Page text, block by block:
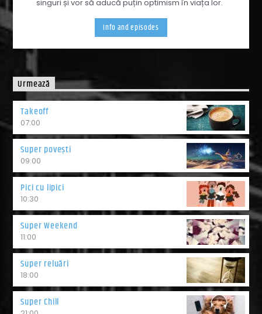
Info and episodes
Urmează
Takeoff
07:00
Super povești
09:00
Pici cu lipici
10:30
Super Weekend
11:00
Super reluări
18:00
Super Chill